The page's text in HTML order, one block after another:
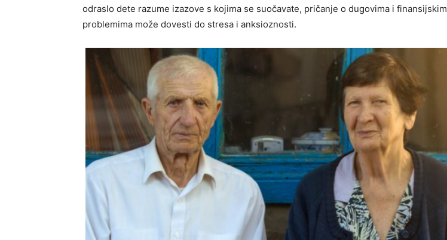
odraslo dete razume izazove s kojima se suočavate, pričanje o dugovima i finansijskim
problemima može dovesti do stresa i anksioznosti.